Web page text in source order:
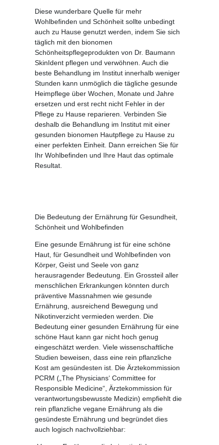
Diese wunderbare Quelle für mehr
Wohlbefinden und Schönheit sollte unbedingt
auch zu Hause genutzt werden, indem Sie sich
täglich mit den bionomen
Schönheitspflegeprodukten von Dr. Baumann
SkinIdent pflegen und verwöhnen. Auch die
beste Behandlung im Institut innerhalb weniger
Stunden kann unmöglich die tägliche gesunde
Heimpflege über Wochen, Monate und Jahre
ersetzen und erst recht nicht Fehler in der
Pflege zu Hause reparieren. Verbinden Sie
deshalb die Behandlung im Institut mit einer
gesunden bionomen Hautpflege zu Hause zu
einer perfekten Einheit. Dann erreichen Sie für
Ihr Wohlbefinden und Ihre Haut das optimale
Resultat.
Die Bedeutung der Ernährung für Gesundheit,
Schönheit und Wohlbefinden
Eine gesunde Ernährung ist für eine schöne
Haut, für Gesundheit und Wohlbefinden von
Körper, Geist und Seele von ganz
herausragender Bedeutung. Ein Grossteil aller
menschlichen Erkrankungen könnten durch
präventive Massnahmen wie gesunde
Ernährung, ausreichend Bewegung und
Nikotinverzicht vermieden werden. Die
Bedeutung einer gesunden Ernährung für eine
schöne Haut kann gar nicht hoch genug
eingeschätzt werden. Viele wissenschaftliche
Studien beweisen, dass eine rein pflanzliche
Kost am gesündesten ist. Die Ärztekommission
PCRM („The Physicians‘ Committee for
Responsible Medicine“, Ärztekommission für
verantwortungsbewusste Medizin) empfiehlt die
rein pflanzliche vegane Ernährung als die
gesündeste Ernährung und begründet dies
auch logisch nachvollziehbar: